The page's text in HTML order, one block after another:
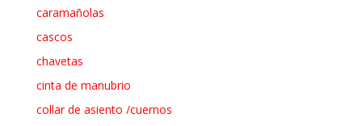
caramañolas
cascos
chavetas
cinta de manubrio
collar de asiento /cuernos